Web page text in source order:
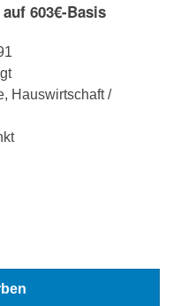
603€-Basis
Hauswirtschaft /